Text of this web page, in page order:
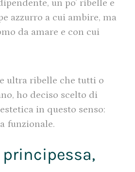
un po’ ribelle e
azzurro a cui ambire, ma
da amare e con cui
ultra ribelle che tutti o
ho deciso scelto di
in questo senso:
funzionale.